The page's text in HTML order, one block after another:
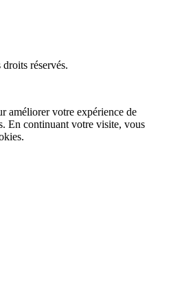
réservés.
améliorer votre expérience de
En continuant votre visite, vous